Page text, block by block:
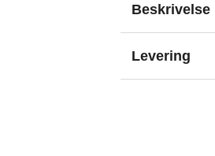
Beskrivelse
Levering